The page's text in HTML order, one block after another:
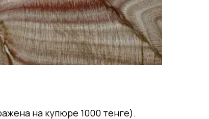
на купюре 1000 тенге).